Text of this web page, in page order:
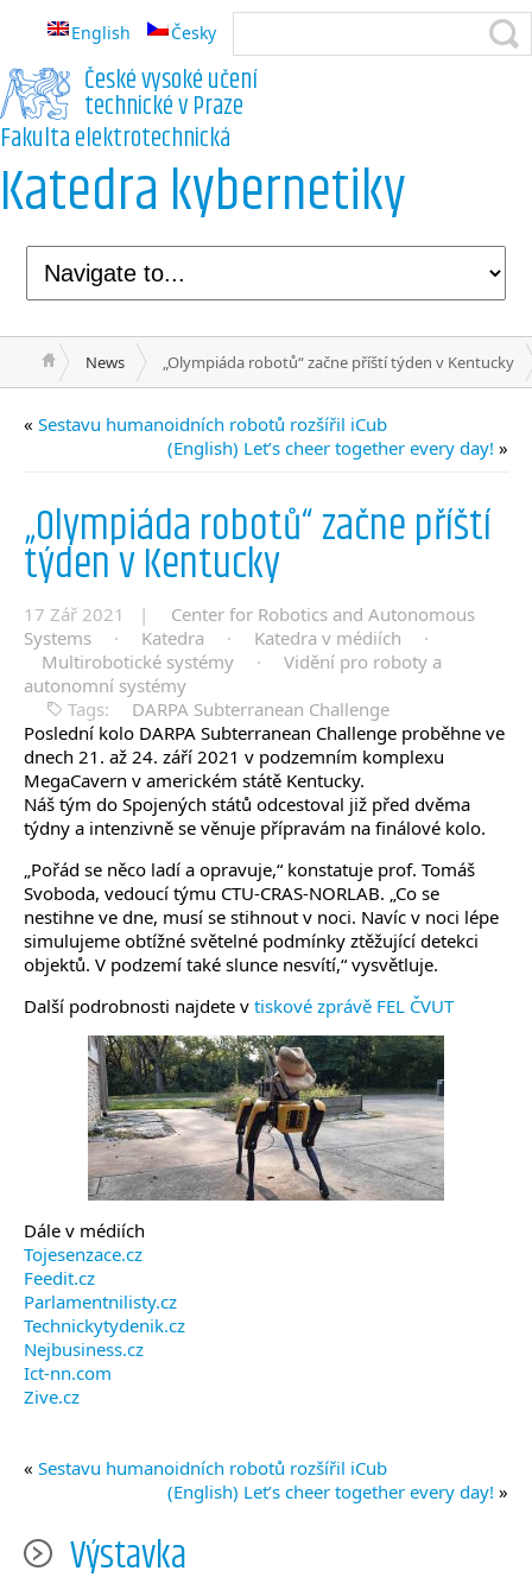
English Česky
České vysoké učení
technické v Praze
Fakulta elektrotechnická
Katedra kybernetiky
News „Olympiáda robotů“ začne příští týden v Kentucky
« Sestavu humanoidních robotů rozšířil iCub
(English) Let’s cheer together every day! »
„Olympiáda robotů“ začne příští
týden v Kentucky
17 Zář 2021 |
Center for Robotics and Autonomous
Systems
· Katedra · Katedra v médiích
·
Multirobotické systémy
·
Vidění pro roboty a
autonomní systémy
Tags:
DARPA Subterranean Challenge
Poslední kolo DARPA Subterranean Challenge proběhne ve
dnech 21. až 24. září 2021 v podzemním komplexu
MegaCavern v americkém státě Kentucky.
Náš tým do Spojených států odcestoval již před dvěma
týdny a intenzivně se věnuje přípravám na finálové kolo.
„Pořád se něco ladí a opravuje,“ konstatuje prof. Tomáš
Svoboda, vedoucí týmu CTU-CRAS-NORLAB. „Co se
nestihne ve dne, musí se stihnout v noci. Navíc v noci lépe
simulujeme obtížné světelné podmínky ztěžující detekci
objektů. V podzemí také slunce nesvítí,“ vysvětluje.
Další podrobnosti najdete v tiskové zprávě FEL ČVUT
Dále v médiích
Tojesenzace.cz
Feedit.cz
Parlamentnilisty.cz
Technickytydenik.cz
Nejbusiness.cz
Ict-nn.com
Zive.cz
« Sestavu humanoidních robotů rozšířil iCub
(English) Let’s cheer together every day! »
Výstavka